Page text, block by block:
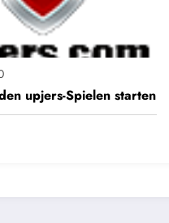
upjers-Spielen starten